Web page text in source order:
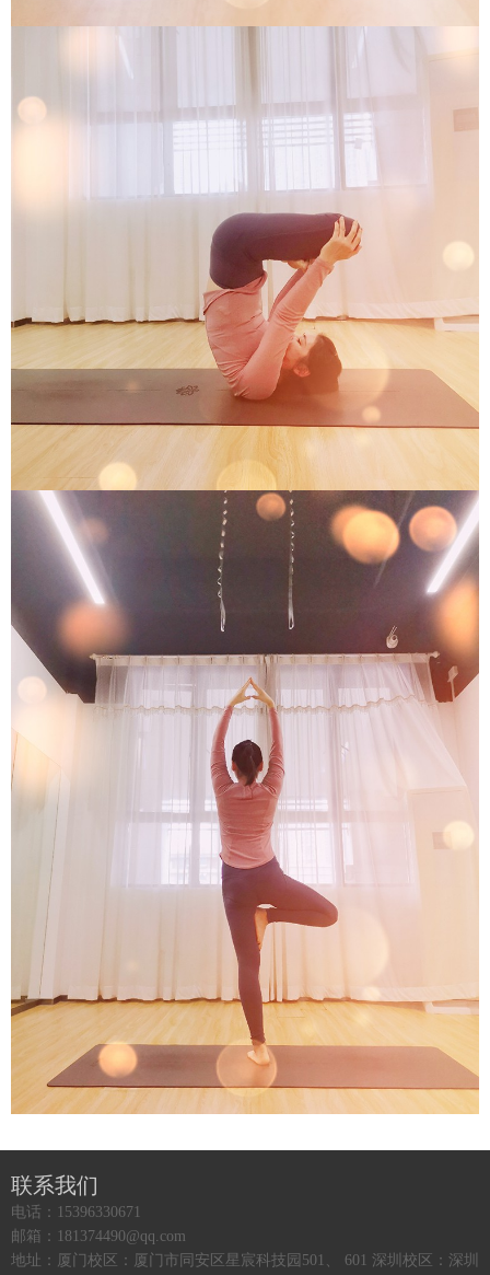
联系我们
电话：15396330671
邮箱：181374490@qq.com
地址：厦门校区：厦门市同安区星宸科技园501、 601 深圳校区：深圳